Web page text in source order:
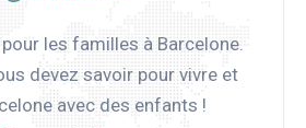
les familles à Barcelone.
devez savoir pour vivre et
avec des enfants !